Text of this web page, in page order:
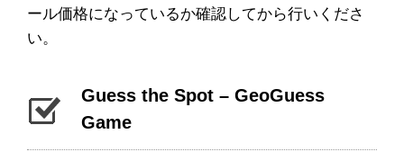
ール価格になっているか確認してから行いくださ
い。
Guess the Spot – GeoGuess
Game